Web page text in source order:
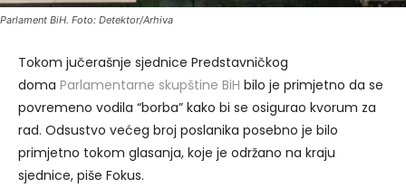
Parlament BiH. Foto: Detektor/Arhiva
Tokom jučerašnje sjednice Predstavničkog
doma Parlamentarne skupštine BiH bilo je primjetno da se
povremeno vodila “borba” kako bi se osigurao kvorum za
rad. Odsustvo većeg broj poslanika posebno je bilo
primjetno tokom glasanja, koje je održano na kraju
sjednice, piše Fokus.